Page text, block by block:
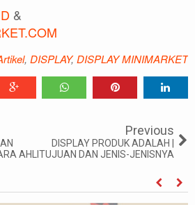
&
, DISPLAY,DISPLAY MINIMARKET
AHLI
Previous
DISPLAY PRODUK ADALAH |
TUJUAN DAN JENIS-JENISNYA